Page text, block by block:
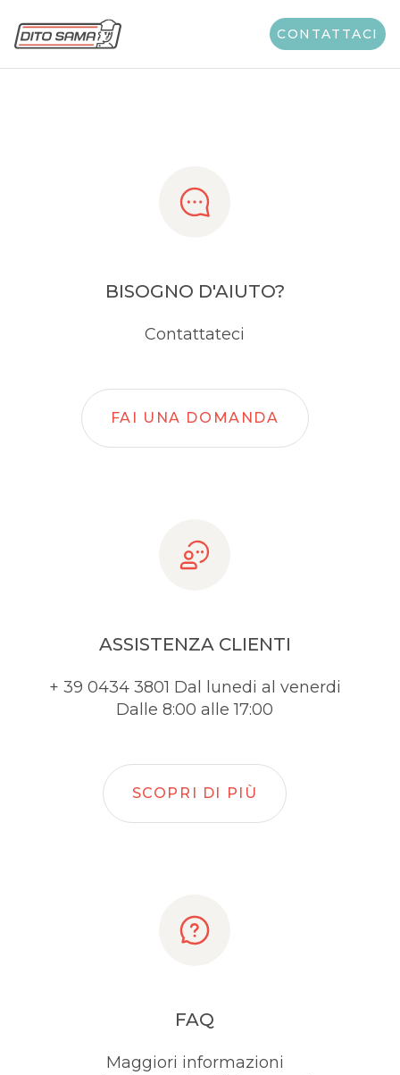
CONTATTACI
Share
BISOGNO D'AIUTO?
Contattateci
FAI UNA DOMANDA
ASSISTENZA CLIENTI
+ 39 0434 3801 Dal lunedi al venerdi
Dalle 8:00 alle 17:00
SCOPRI DI PIÙ
FAQ
Maggiori informazioni